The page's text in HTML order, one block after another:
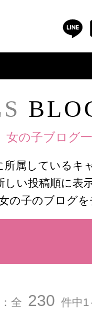
の子ブログ
所属しているキ
しい投稿順に表
の子のブログ
全 230 件中1